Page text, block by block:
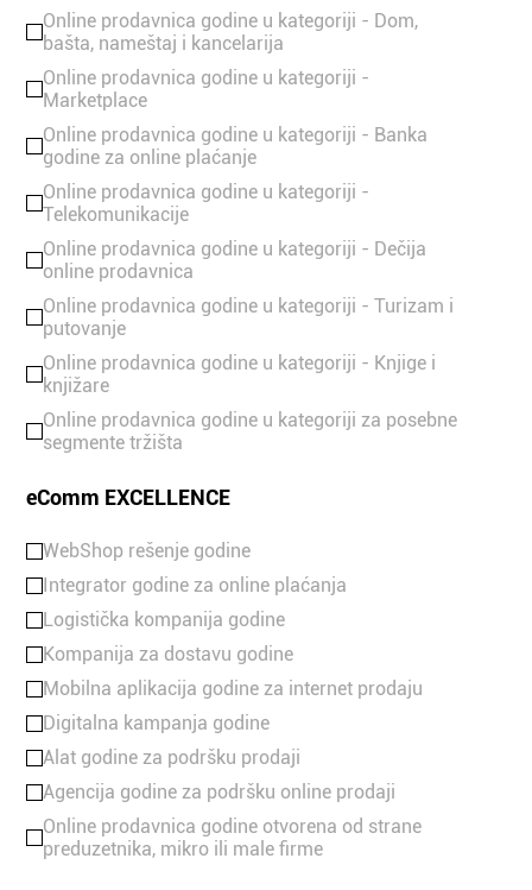
Online prodavnica godine u kategoriji - Dom,
bašta, nameštaj i kancelarija
Online prodavnica godine u kategoriji -
Marketplace
Online prodavnica godine u kategoriji - Banka
godine za online plaćanje
Online prodavnica godine u kategoriji -
Telekomunikacije
Online prodavnica godine u kategoriji - Dečija
online prodavnica
Online prodavnica godine u kategoriji - Turizam i
putovanje
Online prodavnica godine u kategoriji - Knjige i
knjižare
Online prodavnica godine u kategoriji za posebne
segmente tržišta
eComm EXCELLENCE
WebShop rešenje godine
Integrator godine za online plaćanja
Logistička kompanija godine
Kompanija za dostavu godine
Mobilna aplikacija godine za internet prodaju
Digitalna kampanja godine
Alat godine za podršku prodaji
Agencija godine za podršku online prodaji
Online prodavnica godine otvorena od strane
preduzetnika, mikro ili male firme